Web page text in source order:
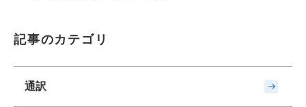
記事のカテゴリ
通訳